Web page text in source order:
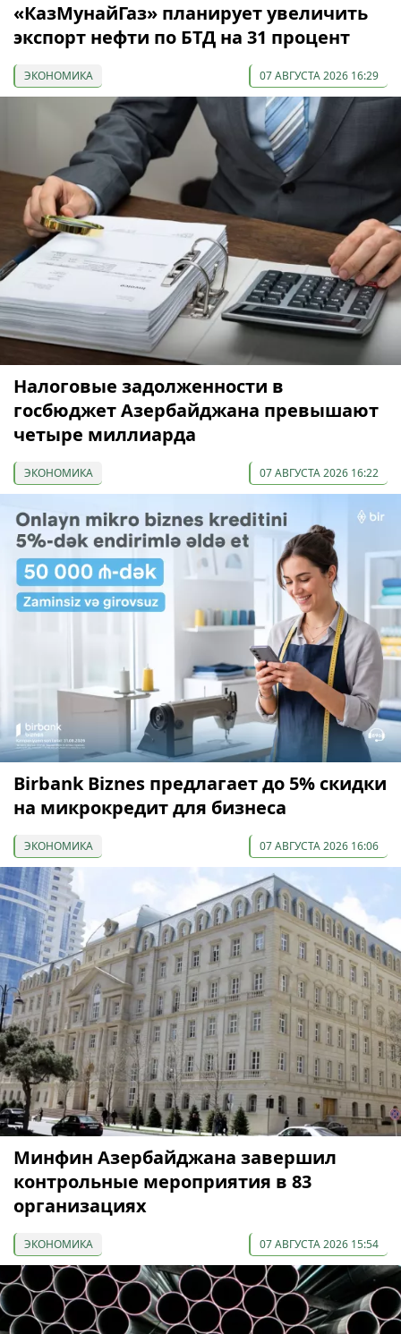
«КазМунайГаз» планирует увеличить
экспорт нефти по БТД на 31 процент
ЭКОНОМИКА 07 АВГУСТА 2026 16:29
Налоговые задолженности в
госбюджет Азербайджана превышают
четыре миллиарда
ЭКОНОМИКА 07 АВГУСТА 2026 16:22
Birbank Biznes предлагает до 5% скидки
на микрокредит для бизнеса
ЭКОНОМИКА 07 АВГУСТА 2026 16:06
Минфин Азербайджана завершил
контрольные мероприятия в 83
организациях
ЭКОНОМИКА 07 АВГУСТА 2026 15:54